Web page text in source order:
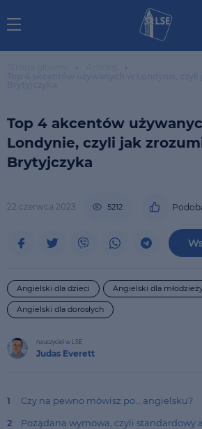
Top 4 akcentów
Londynie, czyli jak
Brytyjczyka
22 czerwca 2023 5212
Angielski dla dzieci Angielski dla
Angielski dla dorosłych
nauczyciel w LSE
Judas Everett
1
Czy na pewno mówisz po… angielsku?
2
Pożądana wymowa, czyli standardowy